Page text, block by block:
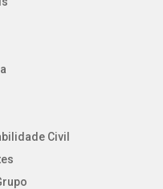
Civil